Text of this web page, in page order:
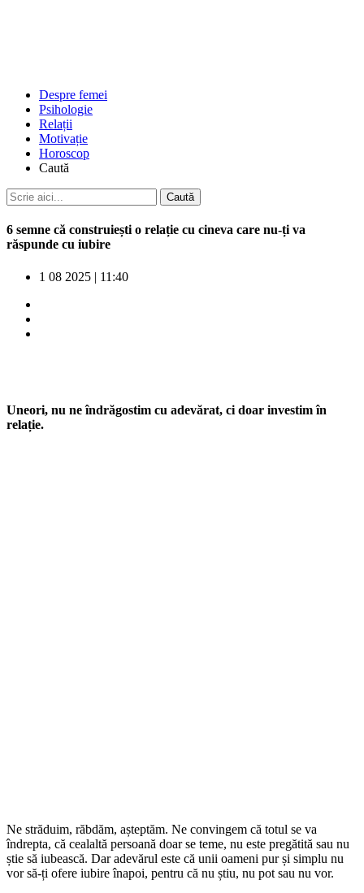
Despre femei
Psihologie
Relații
Motivație
Horoscop
Caută
6 semne că construiești o relație cu cineva care nu-ți va
răspunde cu iubire
1 08 2025 | 11:40
Uneori, nu ne îndrăgostim cu adevărat, ci doar investim în
relație.
Ne străduim, răbdăm, așteptăm. Ne convingem că totul se va
îndrepta, că cealaltă persoană doar se teme, nu este pregătită sau nu
știe să iubească. Dar adevărul este că unii oameni pur și simplu nu
vor să-ți ofere iubire înapoi, pentru că nu știu, nu pot sau nu vor.